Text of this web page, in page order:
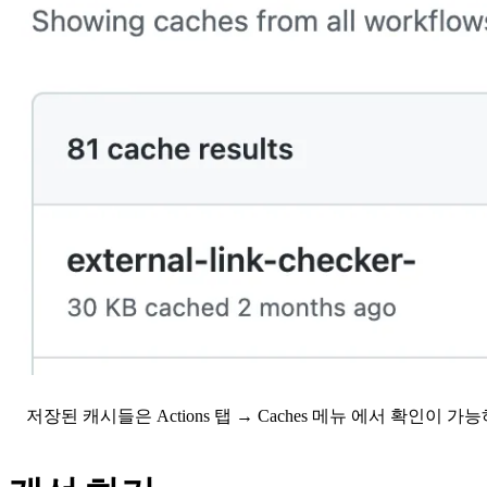
저장된 캐시들은 Actions 탭 → Caches 메뉴 에서 확인이 가능